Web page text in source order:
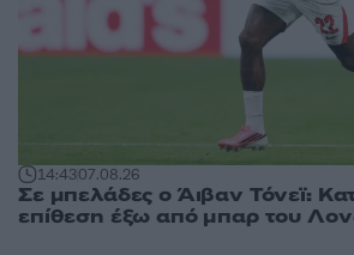
14:4307.08.26
Σε μπελάδες ο Άιβαν Τόνεϊ:
επίθεση έξω από μπαρ του